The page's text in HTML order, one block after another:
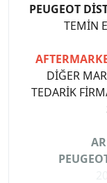
PEUGEOT
TEMİN
DİĞER
TEDARİK